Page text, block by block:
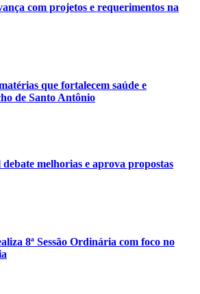
com projetos e requerimentos na
que fortalecem saúde e
de Santo Antônio
melhorias e aprova propostas
8ª Sessão Ordinária com foco no